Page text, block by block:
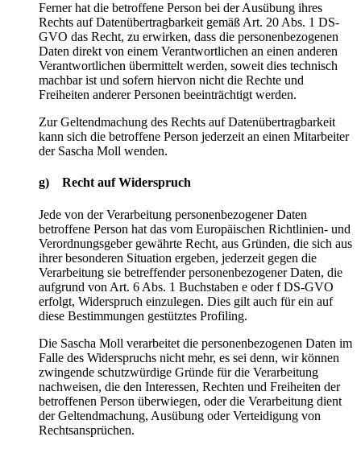
Ferner hat die betroffene Person bei der Ausübung ihres
Rechts auf Datenübertragbarkeit gemäß Art. 20 Abs. 1 DS-
GVO das Recht, zu erwirken, dass die personenbezogenen
Daten direkt von einem Verantwortlichen an einen anderen
Verantwortlichen übermittelt werden, soweit dies technisch
machbar ist und sofern hiervon nicht die Rechte und
Freiheiten anderer Personen beeinträchtigt werden.
Zur Geltendmachung des Rechts auf Datenübertragbarkeit
kann sich die betroffene Person jederzeit an einen Mitarbeiter
der Sascha Moll wenden.
g) Recht auf Widerspruch
Jede von der Verarbeitung personenbezogener Daten
betroffene Person hat das vom Europäischen Richtlinien- und
Verordnungsgeber gewährte Recht, aus Gründen, die sich aus
ihrer besonderen Situation ergeben, jederzeit gegen die
Verarbeitung sie betreffender personenbezogener Daten, die
aufgrund von Art. 6 Abs. 1 Buchstaben e oder f DS-GVO
erfolgt, Widerspruch einzulegen. Dies gilt auch für ein auf
diese Bestimmungen gestütztes Profiling.
Die Sascha Moll verarbeitet die personenbezogenen Daten im
Falle des Widerspruchs nicht mehr, es sei denn, wir können
zwingende schutzwürdige Gründe für die Verarbeitung
nachweisen, die den Interessen, Rechten und Freiheiten der
betroffenen Person überwiegen, oder die Verarbeitung dient
der Geltendmachung, Ausübung oder Verteidigung von
Rechtsansprüchen.